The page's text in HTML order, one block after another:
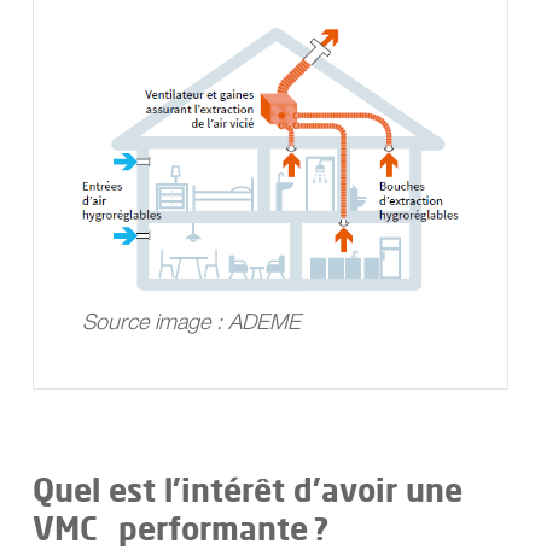
Source image : ADEME
Quel est l’intérêt d’avoir une
VMC performante ?